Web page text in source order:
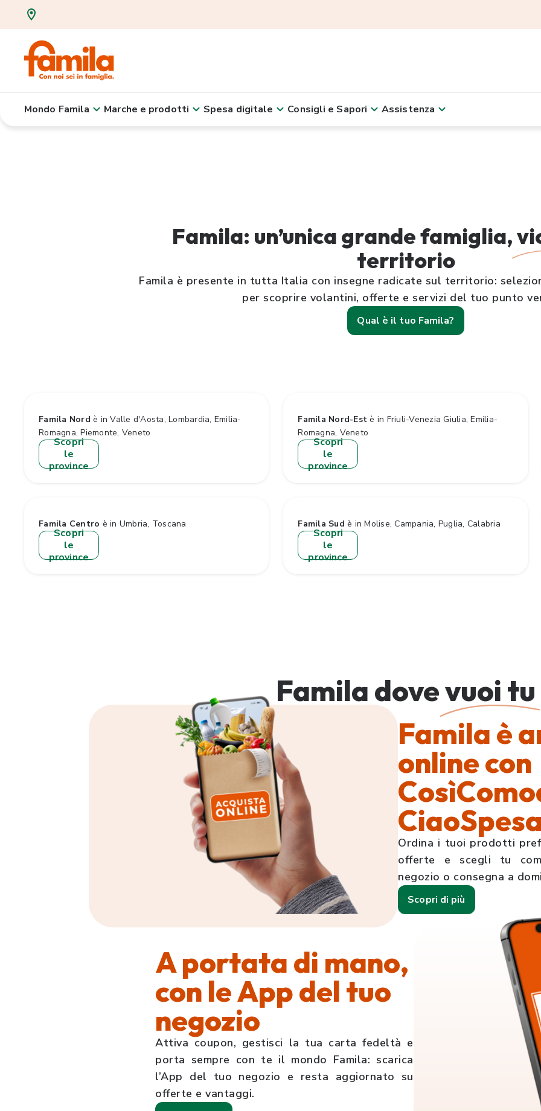
Mondo Famila Marche e prodotti Spesa digitale Consigli e Sapori Assistenza
Famila: un’unica grande famiglia,
territorio
Famila è presente in tutta Italia con insegne radicate sul territorio:
per scoprire volantini, offerte e servizi del tuo punto
Qual è il tuo Famila?
Famila Nord è in Valle d'Aosta, Lombardia, Emilia-
Romagna, Piemonte, Veneto
Scopri
le
province
Famila Nord-Est è in Friuli-Venezia Giulia, Emilia-
Romagna, Veneto
Scopri
le
province
Famila Centro è in Umbria, Toscana
Scopri
le
province
Famila Sudè in Molise, Campania, Puglia, Calabria
Scopri
le
province
Famila dovevuoi tu
Famila è
online con
Ordina i tuoi prodotti
offerte e scegli tu
negozio o consegna a
Scopri di più
A portata di mano,
con le App del tuo
negozio
Attiva coupon, gestisci la tua carta fedeltà e
porta sempre con te il mondo Famila: scarica
l’App del tuo negozio e resta aggiornato su
offerte e vantaggi.